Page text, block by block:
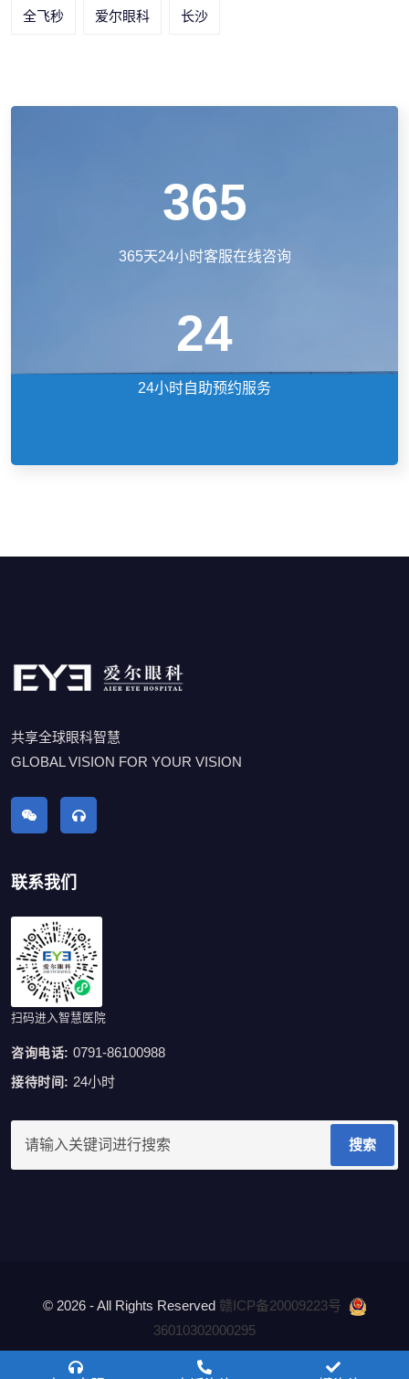
全飞秒 爱尔眼科 长沙
365
365天24小时客服在线咨询
24
24小时自助预约服务
共享全球眼科智慧
GLOBAL VISION FOR YOUR VISION
联系我们
扫码进入智慧医院
咨询电话: 0791-86100988
接待时间: 24小时
搜索
© 2026 - All Rights Reserved 赣ICP备20009223号
36010302000295
Privacy Policy